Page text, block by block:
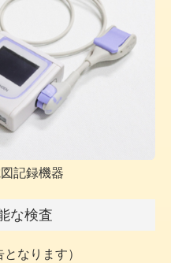
記録機器
な検査
なります）